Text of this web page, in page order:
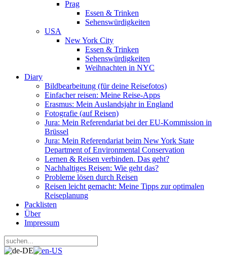
Prag
Essen & Trinken
Sehenswürdigkeiten
USA
New York City
Essen & Trinken
Sehenswürdigkeiten
Weihnachten in NYC
Diary
Bildbearbeitung (für deine Reisefotos)
Einfacher reisen: Meine Reise-Apps
Erasmus: Mein Auslandsjahr in England
Fotografie (auf Reisen)
Jura: Mein Referendariat bei der EU-Kommission in
Brüssel
Jura: Mein Referendariat beim New York State
Department of Environmental Conservation
Lernen & Reisen verbinden. Das geht?
Nachhaltiges Reisen: Wie geht das?
Probleme lösen durch Reisen
Reisen leicht gemacht: Meine Tipps zur optimalen
Reiseplanung
Packlisten
Über
Impressum